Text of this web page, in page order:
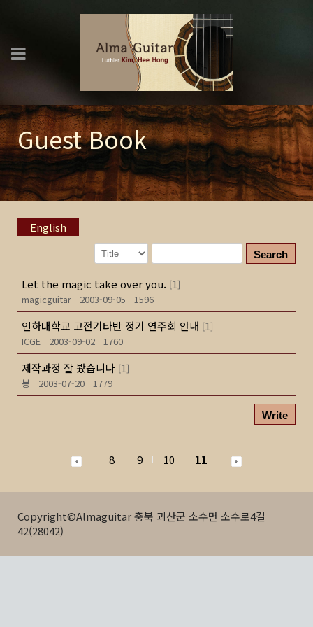
Guest Book
English
Search
Let the magic take over you. [1]
magicguitar
2003-09-05 1596
인하대학교 고전기타반 정기 연주회 안내 [1]
ICGE
2003-09-02 1760
제작과정 잘 봤습니다 [1]
봉
2003-07-20 1779
Write
8 9 10 11
Copyright©Almaguitar 충북 괴산군 소수면 소수로4길
42(28042)